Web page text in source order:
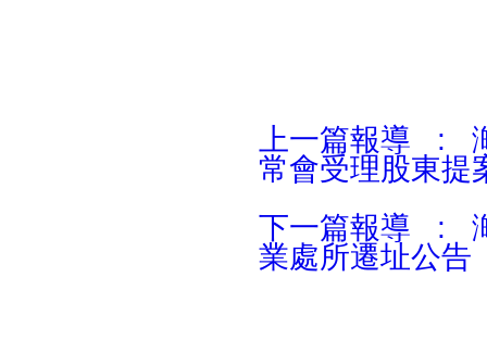
上一篇報導 :
常會受理股東提
下一篇報導 :
業處所遷址公告